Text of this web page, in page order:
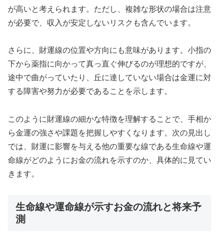
が高いと考えられます。ただし、複雑な形状の場合は注意
が必要で、収入が安定しないリスクも含んでいます。
さらに、財運線の位置や方向にも意味があります。小指の
下から薬指に向かって真っ直ぐ伸びるのが理想的ですが、
途中で曲がっていたり、丘に達していない場合は金運に対
する障害や努力が必要であることを示します。
このように財運線の細かな特徴を理解することで、手相か
ら金運の強さや課題を把握しやすくなります。次の見出し
では、財運に影響を与える他の重要な線である生命線や運
命線がどのようにお金の流れを示すのか、具体的に見てい
きます。
生命線や運命線が示すお金の流れと将来予
測